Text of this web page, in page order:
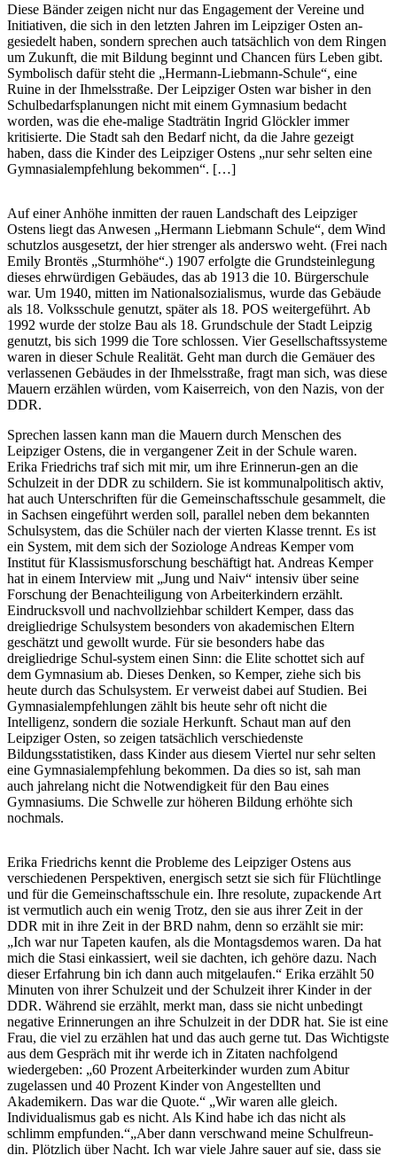
Diese Bänder zeigen nicht nur das Engagement der Vereine und
Initiativen, die sich in den letzten Jahren im Leipziger Osten an-
gesiedelt haben, sondern sprechen auch tatsächlich von dem Ringen
um Zukunft, die mit Bildung beginnt und Chancen fürs Leben gibt.
Symbolisch dafür steht die „Hermann-Liebmann-Schule“, eine
Ruine in der Ihmelsstraße. Der Leipziger Osten war bisher in den
Schulbedarfsplanungen nicht mit einem Gymnasium bedacht
worden, was die ehe-malige Stadträtin Ingrid Glöckler immer
kritisierte. Die Stadt sah den Bedarf nicht, da die Jahre gezeigt
haben, dass die Kinder des Leipziger Ostens „nur sehr selten eine
Gymnasialempfehlung bekommen“. […]
Auf einer Anhöhe inmitten der rauen Landschaft des Leipziger
Ostens liegt das Anwesen „Hermann Liebmann Schule“, dem Wind
schutzlos ausgesetzt, der hier strenger als anderswo weht. (Frei nach
Emily Brontës „Sturmhöhe“.) 1907 erfolgte die Grundsteinlegung
dieses ehrwürdigen Gebäudes, das ab 1913 die 10. Bürgerschule
war. Um 1940, mitten im Nationalsozialismus, wurde das Gebäude
als 18. Volksschule genutzt, später als 18. POS weitergeführt. Ab
1992 wurde der stolze Bau als 18. Grundschule der Stadt Leipzig
genutzt, bis sich 1999 die Tore schlossen. Vier Gesellschaftssysteme
waren in dieser Schule Realität. Geht man durch die Gemäuer des
verlassenen Gebäudes in der Ihmelsstraße, fragt man sich, was diese
Mauern erzählen würden, vom Kaiserreich, von den Nazis, von der
DDR.
Sprechen lassen kann man die Mauern durch Menschen des
Leipziger Ostens, die in vergangener Zeit in der Schule waren.
Erika Friedrichs traf sich mit mir, um ihre Erinnerun-gen an die
Schulzeit in der DDR zu schildern. Sie ist kommunalpolitisch aktiv,
hat auch Unterschriften für die Gemeinschaftsschule gesammelt, die
in Sachsen eingeführt werden soll, parallel neben dem bekannten
Schulsystem, das die Schüler nach der vierten Klasse trennt. Es ist
ein System, mit dem sich der Soziologe Andreas Kemper vom
Institut für Klassismusforschung beschäftigt hat. Andreas Kemper
hat in einem Interview mit „Jung und Naiv“ intensiv über seine
Forschung der Benachteiligung von Arbeiterkindern erzählt.
Eindrucksvoll und nachvollziehbar schildert Kemper, dass das
dreigliedrige Schulsystem besonders von akademischen Eltern
geschätzt und gewollt wurde. Für sie besonders habe das
dreigliedrige Schul-system einen Sinn: die Elite schottet sich auf
dem Gymnasium ab. Dieses Denken, so Kemper, ziehe sich bis
heute durch das Schulsystem. Er verweist dabei auf Studien. Bei
Gymnasialempfehlungen zählt bis heute sehr oft nicht die
Intelligenz, sondern die soziale Herkunft. Schaut man auf den
Leipziger Osten, so zeigen tatsächlich verschiedenste
Bildungsstatistiken, dass Kinder aus diesem Viertel nur sehr selten
eine Gymnasialempfehlung bekommen. Da dies so ist, sah man
auch jahrelang nicht die Notwendigkeit für den Bau eines
Gymnasiums. Die Schwelle zur höheren Bildung erhöhte sich
nochmals.
Erika Friedrichs kennt die Probleme des Leipziger Ostens aus
verschiedenen Perspektiven, energisch setzt sie sich für Flüchtlinge
und für die Gemeinschaftsschule ein. Ihre resolute, zupackende Art
ist vermutlich auch ein wenig Trotz, den sie aus ihrer Zeit in der
DDR mit in ihre Zeit in der BRD nahm, denn so erzählt sie mir:
„Ich war nur Tapeten kaufen, als die Montagsdemos waren. Da hat
mich die Stasi einkassiert, weil sie dachten, ich gehöre dazu. Nach
dieser Erfahrung bin ich dann auch mitgelaufen.“ Erika erzählt 50
Minuten von ihrer Schulzeit und der Schulzeit ihrer Kinder in der
DDR. Während sie erzählt, merkt man, dass sie nicht unbedingt
negative Erinnerungen an ihre Schulzeit in der DDR hat. Sie ist eine
Frau, die viel zu erzählen hat und das auch gerne tut. Das Wichtigste
aus dem Gespräch mit ihr werde ich in Zitaten nachfolgend
wiedergeben: „60 Prozent Arbeiterkinder wurden zum Abitur
zugelassen und 40 Prozent Kinder von Angestellten und
Akademikern. Das war die Quote.“ „Wir waren alle gleich.
Individualismus gab es nicht. Als Kind habe ich das nicht als
schlimm empfunden.“„Aber dann verschwand meine Schulfreun-
din. Plötzlich über Nacht. Ich war viele Jahre sauer auf sie, dass sie